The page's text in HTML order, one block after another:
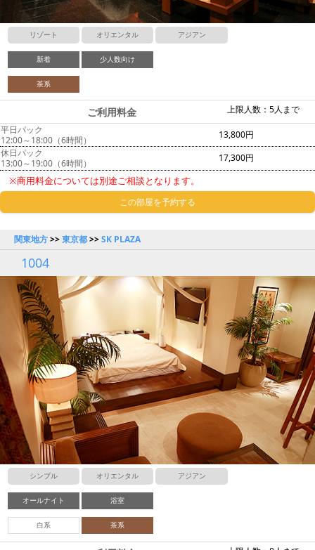
リゾート オリエンタル アジアン
新着 少人数向け
茶系
上限人数：5人まで
ご利用料金
平日パック
12:00～18:00（6時間）
13,800円
休日パック
13:00～19:00（6時間）
17,300円
※商用料金については別途ご相談となります。
この部屋を予約する
関東地方>>東京都>>SK PLAZA
1004
シンプル オリエンタル アジアン
オールナイト 浴室
白系 茶系